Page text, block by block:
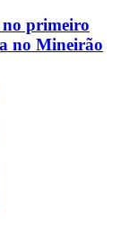
no primeiro
no Mineirão